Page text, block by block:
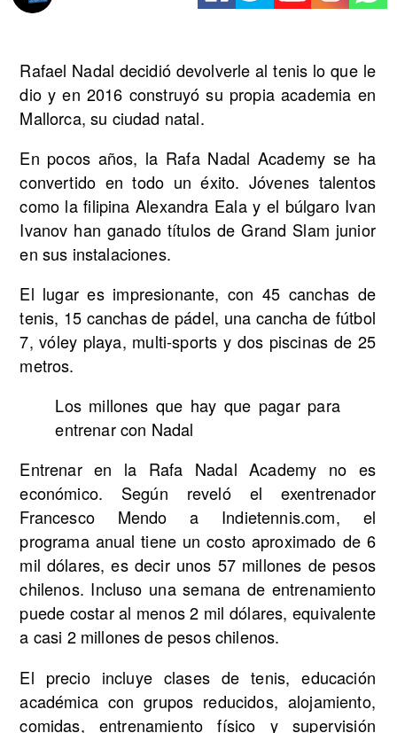
Rafael Nadal decidió devolverle al tenis lo que le
dio y en 2016 construyó su propia academia en
Mallorca, su ciudad natal.
En pocos años, la Rafa Nadal Academy se ha
convertido en todo un éxito. Jóvenes talentos
como la filipina Alexandra Eala y el búlgaro Ivan
Ivanov han ganado títulos de Grand Slam junior
en sus instalaciones.
El lugar es impresionante, con 45 canchas de
tenis, 15 canchas de pádel, una cancha de fútbol
7, vóley playa, multi-sports y dos piscinas de 25
metros.
Los millones que hay que pagar para
entrenar con Nadal
Entrenar en la Rafa Nadal Academy no es
económico. Según reveló el exentrenador
Francesco Mendo a Indietennis.com, el
programa anual tiene un costo aproximado de 6
mil dólares, es decir unos 57 millones de pesos
chilenos. Incluso una semana de entrenamiento
puede costar al menos 2 mil dólares, equivalente
a casi 2 millones de pesos chilenos.
El precio incluye clases de tenis, educación
académica con grupos reducidos, alojamiento,
comidas, entrenamiento físico y supervisión